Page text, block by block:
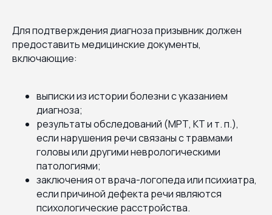
Для подтверждения диагноза призывник должен
предоставить медицинские документы,
включающие:
выписки из истории болезни с указанием
диагноза;
результаты обследований (МРТ, КТ и т. п.),
если нарушения речи связаны с травмами
головы или другими неврологическими
патологиями;
заключения от врача-логопеда или психиатра,
если причиной дефекта речи являются
психологические расстройства.